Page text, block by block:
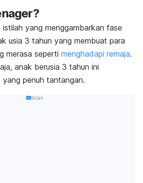
?
istilah yang menggambarkan fase
usia 3 tahun yang membuat para
merasa seperti menghadapi remaja.
anak berusia 3 tahun ini
yang penuh tantangan.
Iklan